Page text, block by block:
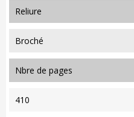
reliure
Broché
nbre de pages
410